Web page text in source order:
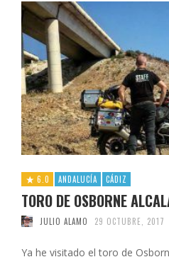
6.0 ANDALUCÍA CÁDIZ
TORO DE OSBORNE
JULIO ALAMO 29 OCTUBRE, 2017
Ya he visitado el toro de